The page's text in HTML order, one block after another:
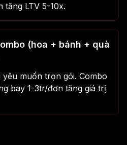
tăng LTV 5-10x.
(hoa + bánh + quà
yêu muốn trọn gói. Combo
bay 1-3tr/đơn tăng giá trị